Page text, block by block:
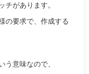
チがあります。
の要求で、作成する
う意味なので、